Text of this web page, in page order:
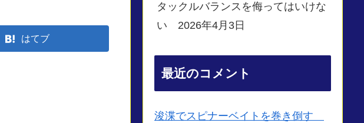
はてブ
タックルバランスを侮ってはいけな
い 2026年4月3日
最近のコメント
浚渫でスピナーベイトを巻き倒す